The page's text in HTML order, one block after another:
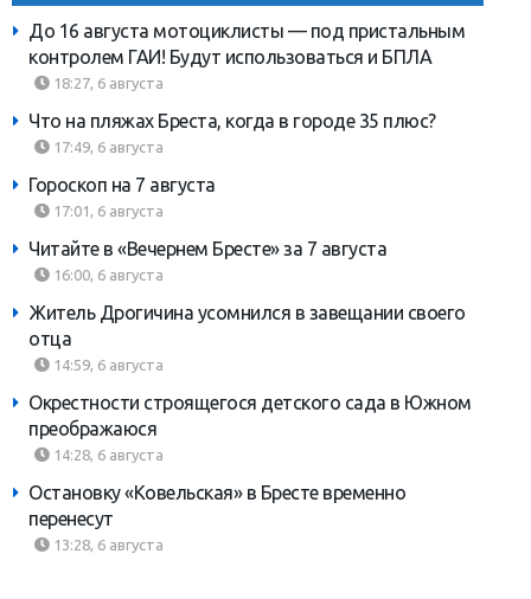
До 16 августа мотоциклисты — под пристальным
контролем ГАИ! Будут использоваться и БПЛА
18:27, 6 августа
Что на пляжах Бреста, когда в городе 35 плюс?
17:49, 6 августа
Гороскоп на 7 августа
17:01, 6 августа
Читайте в «Вечернем Бресте» за 7 августа
16:00, 6 августа
Житель Дрогичина усомнился в завещании своего
отца
14:59, 6 августа
Окрестности строящегося детского сада в Южном
преображаюся
14:28, 6 августа
Остановку «Ковельская» в Бресте временно
перенесут
13:28, 6 августа